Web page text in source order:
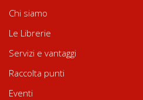
Chi siamo
Le Librerie
Servizi e vantaggi
Raccolta punti
Eventi